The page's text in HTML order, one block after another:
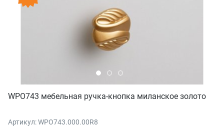
WPO743 мебельная ручка-кнопка миланское золото
Артикул: WPO743.000.00R8